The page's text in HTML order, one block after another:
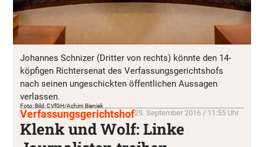
Johannes Schnizer (Dritter von rechts) könnte den 14-
köpfigen Richtersenat des Verfassungsgerichtshofs
nach seinen ungeschickten öffentlichen Aussagen
verlassen.
Foto: Bild: CVfGH/Achim Bieniek
Verfassungsgerichtshof29. September 2016 / 11:55 Uhr
Klenk und Wolf: Linke